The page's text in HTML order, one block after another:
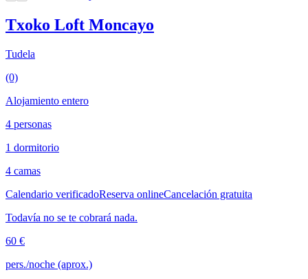
Txoko Loft Moncayo
Tudela
(0)
Alojamiento entero
4 personas
1 dormitorio
4 camas
Calendario verificadoReserva onlineCancelación gratuita
Todavía no se te cobrará nada.
60 €
pers./noche (aprox.)